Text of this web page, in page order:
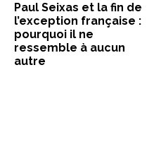
Paul Seixas et la fin de
l’exception française :
pourquoi il ne
ressemble à aucun
autre